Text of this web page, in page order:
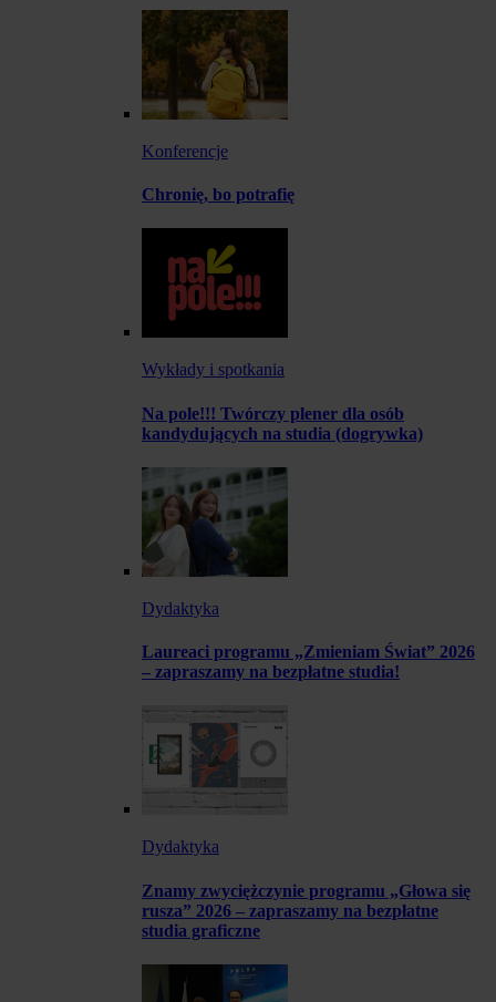
Konferencje
Chronię, bo potrafię
Wykłady i spotkania
Na pole!!! Twórczy plener dla osób
kandydujących na studia (dogrywka)
Dydaktyka
Laureaci programu „Zmieniam Świat” 2026
– zapraszamy na bezpłatne studia!
Dydaktyka
Znamy zwyciężczynie programu „Głowa się
rusza” 2026 – zapraszamy na bezpłatne
studia graficzne